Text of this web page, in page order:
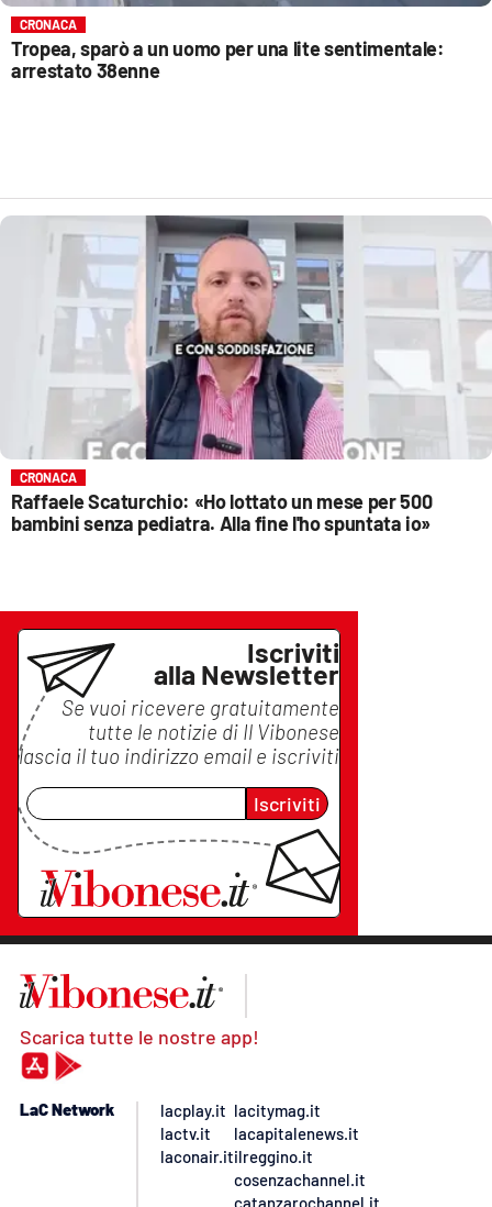
CRONACA
Tropea, sparò a un uomo per una lite sentimentale:
arrestato 38enne
CRONACA
Raffaele Scaturchio: «Ho lottato un mese per 500
bambini senza pediatra. Alla fine l'ho spuntata io»
Iscriviti
alla Newsletter
Se vuoi ricevere gratuitamente
tutte le notizie di Il Vibonese
lascia il tuo indirizzo email e iscriviti
Iscriviti
Scarica tutte le nostre app!
LaC Network
lacplay.it
lactv.it
laconair.it
lacitymag.it
lacapitalenews.it
ilreggino.it
cosenzachannel.it